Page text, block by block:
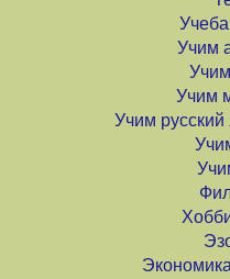
Учим
Учим
Учим русский